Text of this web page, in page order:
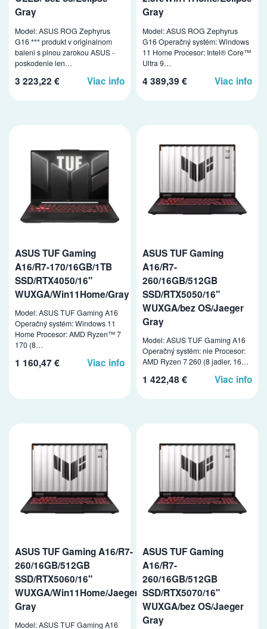
Gray
Model: ASUS ROG Zephyrus
G16 *** produkt v originalnom
baleni s plnou zarokou ASUS -
poskodenie len…
3 223,22 € Viac info
Gray
Model: ASUS ROG Zephyrus
G16 Operačný systém: Windows
11 Home Procesor: Intel® Core™
Ultra 9…
4 389,39 € Viac info
ASUS TUF Gaming
A16/R7-170/16GB/1TB
SSD/RTX4050/16"
WUXGA/Win11Home/Gray
Model: ASUS TUF Gaming A16
Operačný systém: Windows 11
Home Procesor: AMD Ryzen™ 7
170 (8…
1 160,47 € Viac info
ASUS TUF Gaming
A16/R7-
260/16GB/512GB
SSD/RTX5050/16"
WUXGA/bez OS/Jaeger
Gray
Model: ASUS TUF Gaming A16
Operačný systém: nie Procesor:
AMD Ryzen 7 260 (8 jadier, 16…
1 422,48 € Viac info
ASUS TUF Gaming A16/R7-
260/16GB/512GB
SSD/RTX5060/16"
WUXGA/Win11Home/Jaeger
Gray
Model: ASUS TUF Gaming A16
ASUS TUF Gaming
A16/R7-
260/16GB/512GB
SSD/RTX5070/16"
WUXGA/bez OS/Jaeger
Gray